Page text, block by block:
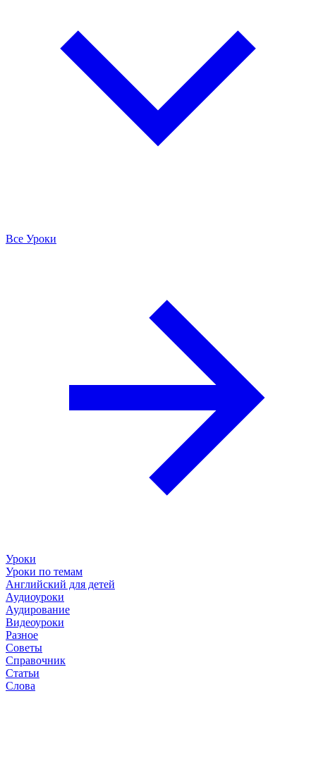
Все Уроки
Уроки
Уроки по темам
Английский для детей
Аудиоуроки
Аудирование
Видеоуроки
Разное
Советы
Справочник
Статьи
Слова